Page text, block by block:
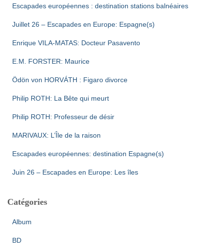
Escapades européennes : destination stations balnéaires
Juillet 26 – Escapades en Europe: Espagne(s)
Enrique VILA-MATAS: Docteur Pasavento
E.M. FORSTER: Maurice
Ödön von HORVÁTH : Figaro divorce
Philip ROTH: La Bête qui meurt
Philip ROTH: Professeur de désir
MARIVAUX: L’Île de la raison
Escapades européennes: destination Espagne(s)
Juin 26 – Escapades en Europe: Les îles
Catégories
Album
BD